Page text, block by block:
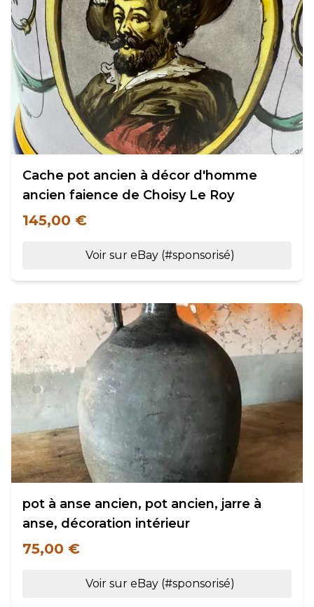
Cache pot ancien à décor d'homme
ancien faience de Choisy Le Roy
145,00 €
Voir sur eBay (#sponsorisé)
pot à anse ancien, pot ancien, jarre à
anse, décoration intérieur
75,00 €
Voir sur eBay (#sponsorisé)